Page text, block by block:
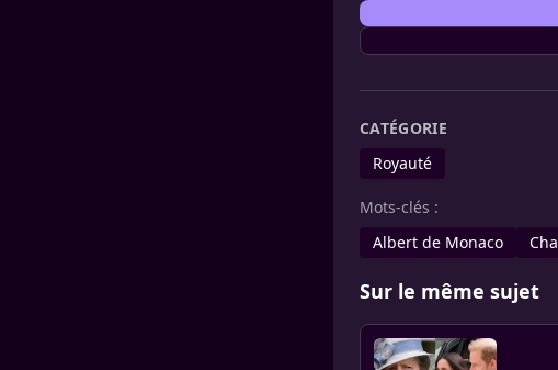
CATÉGORIE
Royauté
Mots-clés :
Albert de Monaco
Sur le même sujet